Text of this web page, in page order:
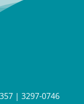
|3297-0746